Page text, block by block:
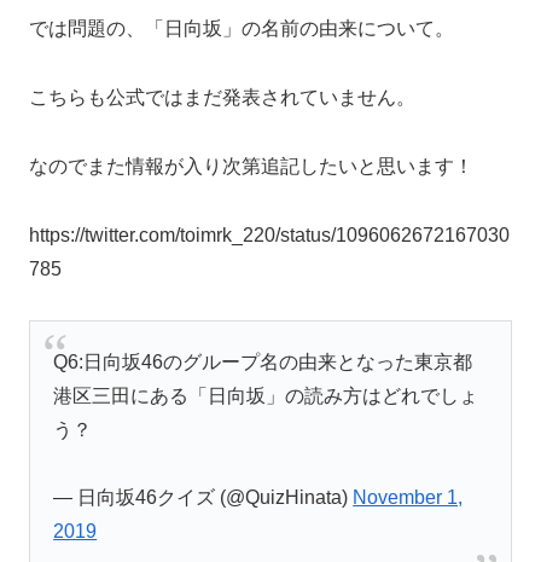
では問題の、「日向坂」の名前の由来について。
こちらも公式ではまだ発表されていません。
なのでまた情報が入り次第追記したいと思います！
https://twitter.com/toimrk_220/status/1096062672167030
785
Q6:日向坂46のグループ名の由来となった東京都
港区三田にある「日向坂」の読み方はどれでしょ
う？
— 日向坂46クイズ (@QuizHinata) November 1,
2019